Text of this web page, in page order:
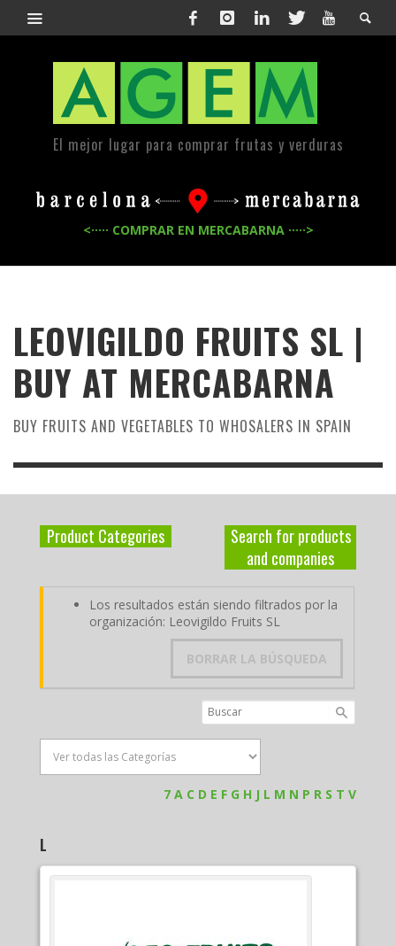
El mejor lugar para comprar frutas y verduras
<····· COMPRAR EN MERCABARNA ·····>
LEOVIGILDO FRUITS SL |
BUY AT MERCABARNA
BUY FRUITS AND VEGETABLES TO WHOSALERS IN SPAIN
Product Categories
Search for products
and companies
Los resultados están siendo filtrados por la
organización: Leovigildo Fruits SL
BORRAR LA BÚSQUEDA
7 A C D E F G H J L M N P R S T V
L